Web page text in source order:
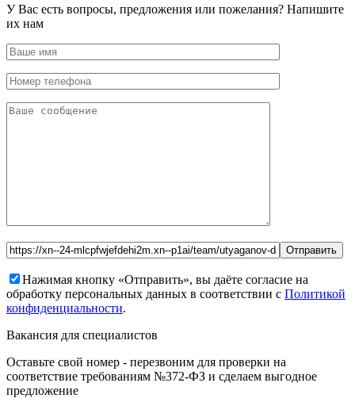
У Вас есть вопросы, предложения или пожелания? Напишите
их нам
Нажимая кнопку «Отправить», вы даёте согласие на
обработку персональных данных в соответствии с Политикой
конфиденциальности.
Вакансия для специалистов
Оставьте свой номер - перезвоним для проверки на
соответствие требованиям №372-ФЗ и сделаем выгодное
предложение